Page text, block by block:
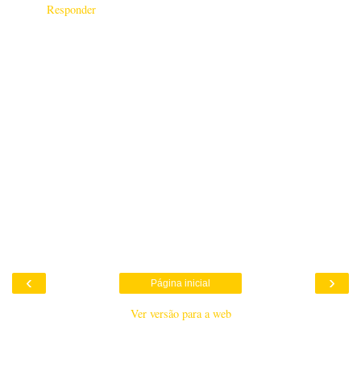
Responder
‹ ›
Página inicial
Ver versão para a web